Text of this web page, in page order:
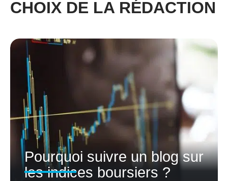
CHOIX DE LA RÉDACTION
Pourquoi suivre un blog sur
les indices boursiers ?